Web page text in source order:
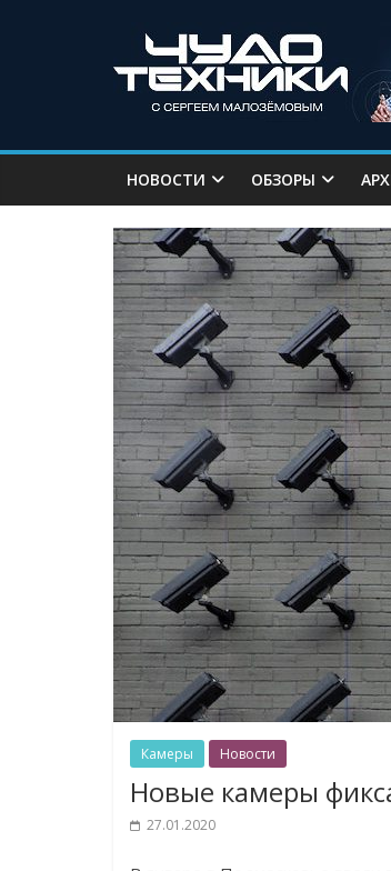
НОВОСТИ ОБЗОРЫ
Камеры Новости
Новые камеры
27.01.2020